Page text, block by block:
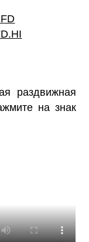
раздвижная
на знак